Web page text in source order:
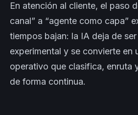
En atención al cliente, el paso
canal” a “agente como capa”
tiempos bajan: la IA deja de
experimental y se convierte en
operativo que clasifica, enruta
de forma continua.